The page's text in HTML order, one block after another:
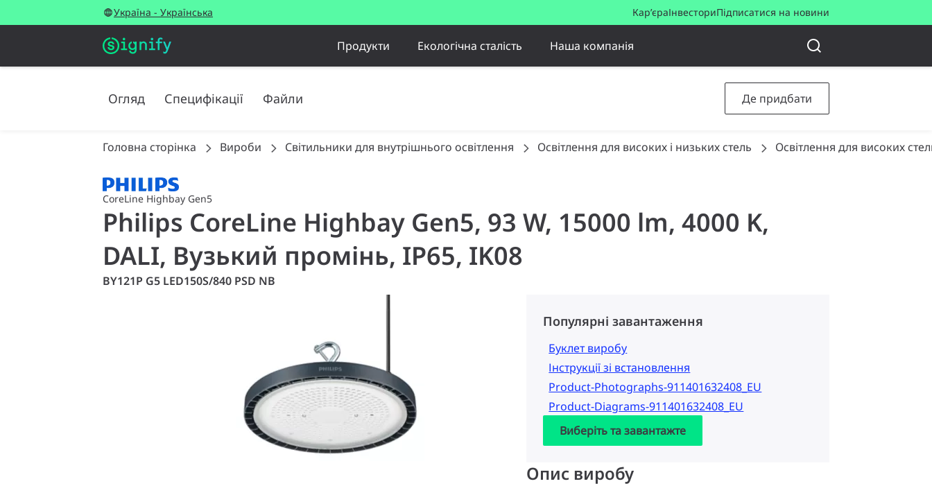
Україна - Українська Кар’єраІнвесториПідписатися на новини
Продукти Екологічна сталість Наша компанія
Огляд Специфікації Файли Де придбати
Головна сторінка Вироби Світильники для внутрішнього освітлення Освітлення для високих і низьких стель Освітлення для високих
CoreLine Highbay Gen5
Philips CoreLine Highbay Gen5, 93 W, 15000 lm, 4000 K,
DALI, Вузький промінь, IP65, IK08
BY121P G5 LED150S/840 PSD NB
Популярні завантаження
Буклет виробу
Інструкції зі встановлення
Product-Photographs-911401632408_EU
Product-Diagrams-911401632408_EU
Виберіть та завантажте
Опис виробу